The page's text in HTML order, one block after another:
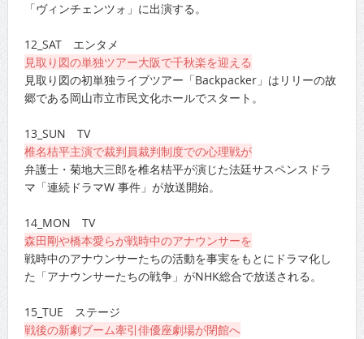
「ヴィンチェンツォ」に出演する。
12_SAT エンタメ
見取り図の単独ツアー大阪で千秋楽を迎える
見取り図の初単独ライブツアー「Backpacker」はリリーの故
郷である岡山市立市民文化ホールでスタート。
13_SUN TV
椎名桔平主演で裁判員裁判制度での心理戦が
弁護士・菊地大三郎を椎名桔平が演じた法廷サスペンスドラ
マ「連続ドラマW 事件」が放送開始。
14_MON TV
森田剛や橋本愛らが戦時中のアナウンサーを
戦時中のアナウンサーたちの活動を事実をもとにドラマ化し
た「アナウンサーたちの戦争」がNHK総合で放送される。
15_TUE ステージ
戦後の新劇ブーム牽引俳優座劇場が閉館へ